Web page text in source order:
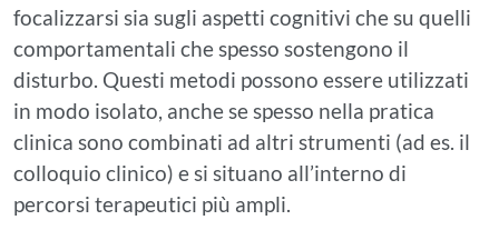
focalizzarsi sia sugli aspetti cognitivi che su quelli
comportamentali che spesso sostengono il
disturbo. Questi metodi possono essere utilizzati
in modo isolato, anche se spesso nella pratica
clinica sono combinati ad altri strumenti (ad es. il
colloquio clinico) e si situano all’interno di
percorsi terapeutici più ampli.